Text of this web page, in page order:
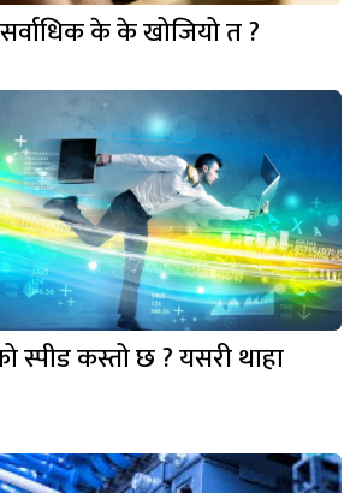
के के खोजियो त ?
स्पीड कस्तो छ ? यसरी थाहा